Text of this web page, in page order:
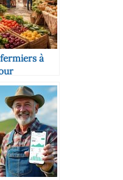
à
sur vos
avec
locaux